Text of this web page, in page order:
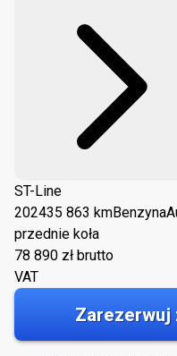
ST-Line
202435 863 kmBenzyna
przednie koła
78 890 zł brutto
VAT
Zarezerwuj